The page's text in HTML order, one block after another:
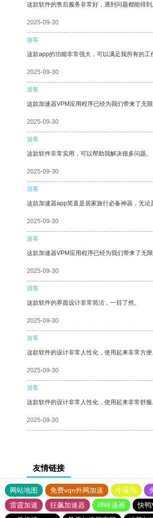
这款软件的售后服务非常好，遇到问题都能得到
2025-09-30
游客
这款app的功能非常强大，可以满足我所有的工
2025-09-30
游客
这款加速器VPM应用程序已经为我们带来了无限
2025-09-30
游客
这款软件非常实用，可以帮助我解决很多问题。
2025-09-30
游客
这款加速器app简直是居家旅行必备神器，无论
2025-09-30
游客
这款加速器VPM应用程序已经为我们带来了无
2025-09-30
游客
这款软件的界面设计非常简洁，一目了然。
2025-09-30
游客
这款软件的设计非常人性化，使用起来非常方便
2025-09-30
游客
这款软件的设计非常人性化，使用起来非常舒服
2025-09-30
友情链接
网站地图 免费vqn外网加速 小蓝鸟
雷霆加速
狂飙加速器 哔咔漫画 快鸭